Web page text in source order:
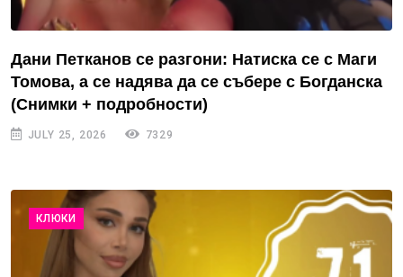
Дани Петканов се разгони: Натиска се с Маги
Томова, а се надява да се събере с Богданска
(Снимки + подробности)
JULY 25, 2026 7329
КЛЮКИ